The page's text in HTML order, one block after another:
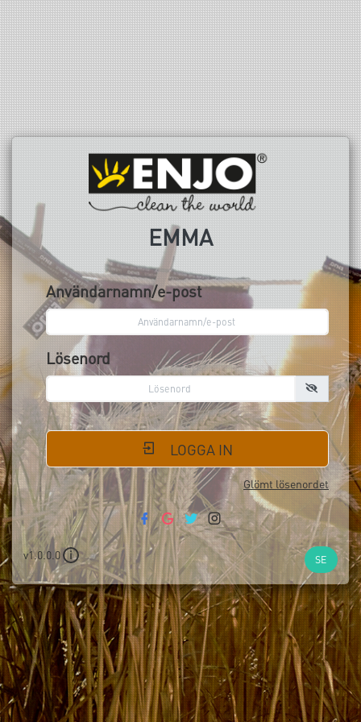
EMMA
Användarnamn/e-post
Lösenord
LOGGA IN
Glömt lösenordet
v1.0.0.0 i SE